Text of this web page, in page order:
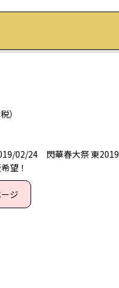
）
02/24 閃華春大祭 東2019
望！
ジ